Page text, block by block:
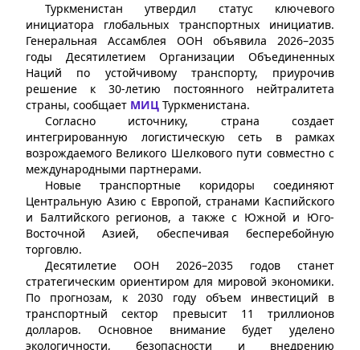
Туркменистан утвердил статус ключевого
инициатора глобальных транспортных инициатив.
Генеральная Ассамблея ООН объявила 2026–2035
годы Десятилетием Организации Объединенных
Наций по устойчивому транспорту, приурочив
решение к 30-летию постоянного нейтралитета
страны, сообщает МИЦ Туркменистана.
Согласно источнику, страна создает
интегрированную логистическую сеть в рамках
возрождаемого Великого Шелкового пути совместно с
международными партнерами.
Новые транспортные коридоры соединяют
Центральную Азию с Европой, странами Каспийского
и Балтийского регионов, а также с Южной и Юго-
Восточной Азией, обеспечивая бесперебойную
торговлю.
Десятилетие ООН 2026–2035 годов станет
стратегическим ориентиром для мировой экономики.
По прогнозам, к 2030 году объем инвестиций в
транспортный сектор превысит 11 триллионов
долларов. Основное внимание будет уделено
экологичности, безопасности и внедрению